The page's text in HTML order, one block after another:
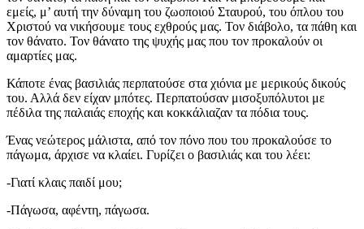
εμείς, μ’ αυτή την δύναμη του ζωοποιού Σταυρού, του όπλου του
Χριστού να νικήσουμε τους εχθρούς μας. Τον διάβολο, τα πάθη και
τον θάνατο. Τον θάνατο της ψυχής μας που τον προκαλούν οι
αμαρτίες μας.
Κάποτε ένας βασιλιάς περπατούσε στα χιόνια με μερικούς δικούς
του. Αλλά δεν είχαν μπότες. Περπατούσαν μισοξυπόλυτοι με
πέδιλα της παλαιάς εποχής και κοκκάλιαζαν τα πόδια τους.
Ένας νεώτερος μάλιστα, από τον πόνο που του προκαλούσε το
πάγωμα, άρχισε να κλαίει. Γυρίζει ο βασιλιάς και του λέει:
-Γιατί κλαις παιδί μου;
-Πάγωσα, αφέντη, πάγωσα.